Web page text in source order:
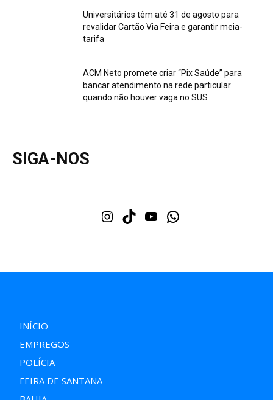
Universitários têm até 31 de agosto para
revalidar Cartão Via Feira e garantir meia-
tarifa
ACM Neto promete criar “Pix Saúde” para
bancar atendimento na rede particular
quando não houver vaga no SUS
SIGA-NOS
Instagram
TikTok Youtube
INÍCIO
EMPREGOS
POLÍCIA
FEIRA DE SANTANA